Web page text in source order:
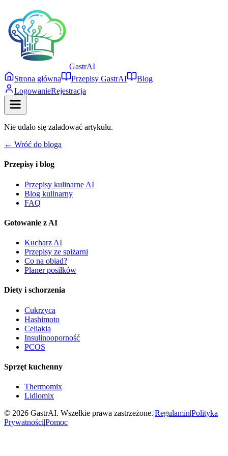
GastrAI
Strona główna
Przepisy GastrAI
Blog
LogowanieRejestracja
Nie udało się załadować artykułu.
← Wróć do bloga
Przepisy i blog
Przepisy kulinarne AI
Blog kulinarny
FAQ
Gotowanie z AI
Kucharz AI
Przepisy ze spiżarni
Co na obiad?
Planer posiłków
Diety i schorzenia
Cukrzyca
Hashimoto
Celiakia
Insulinooporność
PCOS
Sprzęt kuchenny
Thermomix
Lidlomix
© 2026 GastrAI. Wszelkie prawa zastrzeżone.|Regulamin|Polityka
Prywatności|Pomoc